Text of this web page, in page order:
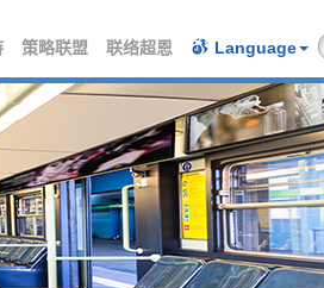
策略联盟 联络超恩 Language